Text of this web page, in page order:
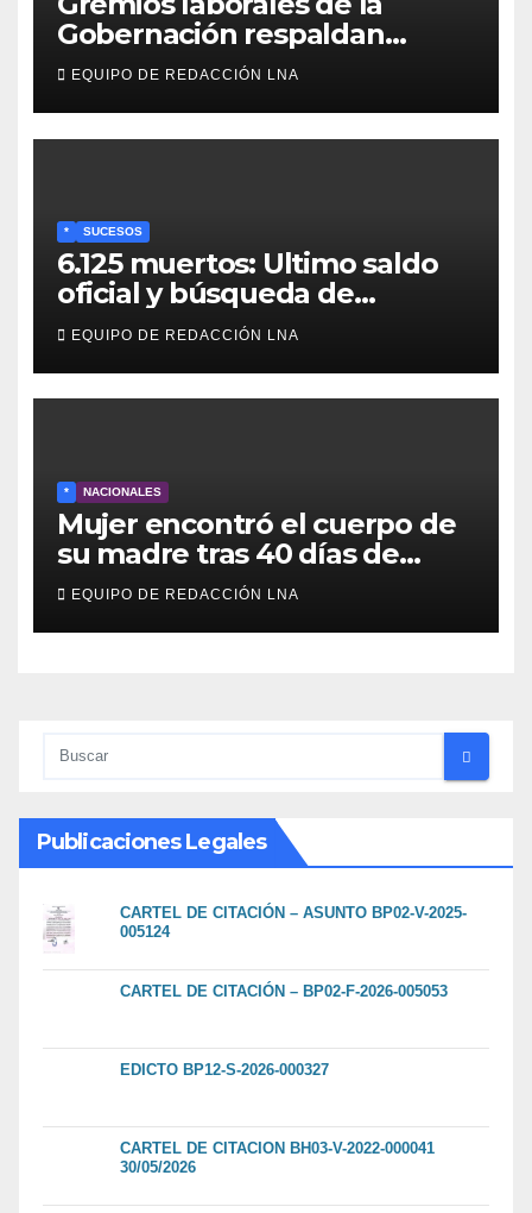
Gobernación respaldan
propuesta de Bono
Recreativo de 100 dólares
para jubilados, pensionados y
EQUIPO DE REDACCIÓN LNA
* SUCESOS
6.125 muertos: Ultimo saldo
oficial y búsqueda de
cadáveres continúa entre los
escombros
EQUIPO DE REDACCIÓN LNA
* NACIONALES
Mujer encontró el cuerpo de
su madre tras 40 días de
búsqueda en Tanaguarena
EQUIPO DE REDACCIÓN LNA
Publicaciones Legales
CARTEL DE CITACIÓN – ASUNTO BP02-V-2025-
005124
CARTEL DE CITACIÓN – BP02-F-2026-005053
EDICTO BP12-S-2026-000327
CARTEL DE CITACION BH03-V-2022-000041
30/05/2026